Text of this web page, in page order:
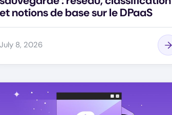
et notions de base sur le DPaaS
July 8, 2026